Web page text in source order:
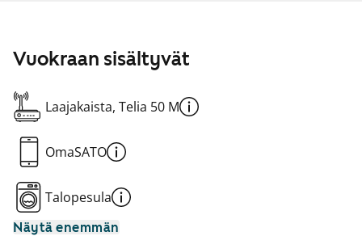
Vuokraan sisältyvät
Laajakaista, Telia 50 M
OmaSATO
Talopesula
Näytä enemmän